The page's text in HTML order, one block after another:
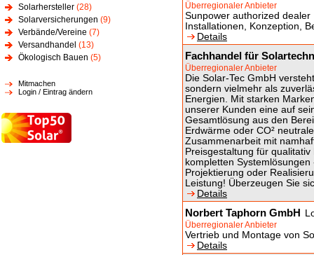
Solarhersteller (28)
Solarversicherungen (9)
Verbände/Vereine (7)
Versandhandel (13)
Ökologisch Bauen (5)
Mitmachen
Login / Eintrag ändern
Überregionaler Anbieter
Sunpower authorized
Installationen, Konzeption,
Details
Fachhandel für
Überregionaler Anbieter
Die Solar-Tec GmbH
sondern vielmehr als
Energien. Mit starken
unserer Kunden eine auf
Gesamtlösung aus den
Erdwärme oder CO²
Zusammenarbeit mit
Preisgestaltung für
kompletten
Projektierung oder
Leistung! Überzeugen Sie
Details
Norbert Taphorn GmbH
Überregionaler Anbieter
Vertrieb und Montage von
Details